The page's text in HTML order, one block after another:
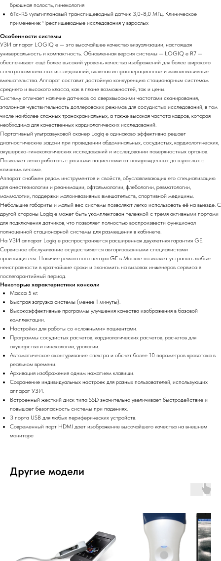
брюшная полость, гинекология
6Tc-RS vультиплановый транспищеводный датчик 3,0-8,0 МГц. Клиническое
применение: Чреспищеводные исследования у взрослых
Особенности системы
УЗИ аппарат LOGIQ e — это высочайшее качество визуализации, настоящая
универсальность и компактность. Обновленная версия системы — LOGIQ e R7 —
обеспечивает ещё более высокий уровень качества изображений для более широкого
спектра комплексных исследований, включая интраоперационные и малоинвазивные
вмешательства. Аппарат составит достойную конкуренцию стационарным системам
среднего и высокого класса, как в плане возможностей, так и цены.
Систему отличает наличие датчиков со сверхвысокими частотами сканирования,
эталонная чувствительность доплеровских режимов для сосудистых исследований, в том
числе наиболее сложных транскраниальных, а также высокая частота кадров, которая
необходима для качественных кардиологических исследований.
Портативный ультразвуковой сканер Logiq e одинаково эффективно решает
диагностические задачи при проведении абдоминальных, сосудистых, кардиологических,
акушерско-гинекологических исследований и исследовании поверхностных органов.
Позволяет легко работать с разными пациентами от новорожденных до взрослых с
«лишним весом».
Аппарат снабжен рядом инструментов и свойств, обуславливающих его специализацию
для анестезиологии и реанимации, офтальмологии, флебологии, ревматологии,
маммологии, поддержки малоинвазивных вмешательств, спортивной медицины.
Небольшие габариты и малый вес системы позволяют легко использовать её на выезде. С
другой стороны Logiq e может быть укомплектован тележкой с тремя активными портами
для подключения датчиков, что позволяет полностью воспроизвести функционал
полноценной стационарной системы для размещения в кабинете.
На УЗИ аппарат Logiq e распространяется расширенная двухлетняя гарантия GE.
Сервисное обслуживание осуществляется авторизованными специалистами
производителя. Наличие ремонтного центра GE в Москве позволяет устранять любые
неисправности в кратчайшие сроки и экономить на вызовах инженеров сервиса в
послегарантийный период.
Некоторые характеристики консоли
Масса 5 кг.
Быстрая загрузка системы (менее 1 минуты).
Высокоэффективные программы улучшения качества изображения в базовой
комплектации.
Настройки для работы со «сложными» пациентами.
Программы сосудистых расчетов, кардиологических расчетов, расчетов для
акушерства и гинекологии, урологии.
Автоматическое оконтуривание спектра и обсчет более 10 параметров кровотока в
реальном времени.
Архивация изображения одним нажатием клавиши.
Сохранение индивидуальных настроек для разных пользователей, использующих
аппарат УЗИ.
Встроенный жесткий диск типа SSD значительно увеличивает быстродействие и
повышает безопасность системы при падениях.
3 порта USB для любых периферических устройств.
Современный порт HDMI дает изображение высочайшего качества на внешнем
мониторе
Другие модели